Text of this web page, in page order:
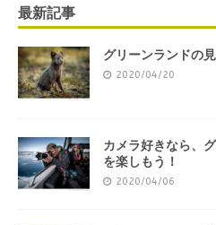
最新記事
グリーンランドの
2020/04/20
カメラ好きなら、
を楽しもう！
2020/04/06